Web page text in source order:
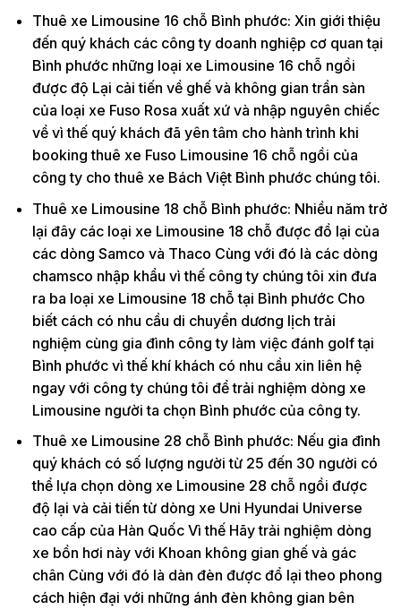
Thuê xe Limousine 16 chỗ Bình phước: Xin giới thiệu
đến quý khách các công ty doanh nghiệp cơ quan tại
Bình phước những loại xe Limousine 16 chỗ ngồi
được độ Lại cải tiến về ghế và không gian trần sàn
của loại xe Fuso Rosa xuất xứ và nhập nguyên chiếc
về vì thế quý khách đã yên tâm cho hành trình khi
booking thuê xe Fuso Limousine 16 chỗ ngồi của
công ty cho thuê xe Bách Việt Bình phước chúng tôi.
Thuê xe Limousine 18 chỗ Bình phước: Nhiều năm trở
lại đây các loại xe Limousine 18 chỗ được đồ lại của
các dòng Samco và Thaco Cùng với đó là các dòng
chamsco nhập khẩu vì thế công ty chúng tôi xin đưa
ra ba loại xe Limousine 18 chỗ tại Bình phước Cho
biết cách có nhu cầu di chuyển dương lịch trải
nghiệm cùng gia đình công ty làm việc đánh golf tại
Bình phước vì thế khí khách có nhu cầu xin liên hệ
ngay với công ty chúng tôi để trải nghiệm dòng xe
Limousine người ta chọn Bình phước của công ty.
Thuê xe Limousine 28 chỗ Bình phước: Nếu gia đình
quý khách có số lượng người từ 25 đến 30 người có
thể lựa chọn dòng xe Limousine 28 chỗ ngồi được
độ lại và cải tiến từ dòng xe Uni Hyundai Universe
cao cấp của Hàn Quốc Vì thế Hãy trải nghiệm dòng
xe bồn hơi này với Khoan không gian ghế và gác
chân Cùng với đó là dàn đèn được đổ lại theo phong
cách hiện đại với những ánh đèn không gian bên